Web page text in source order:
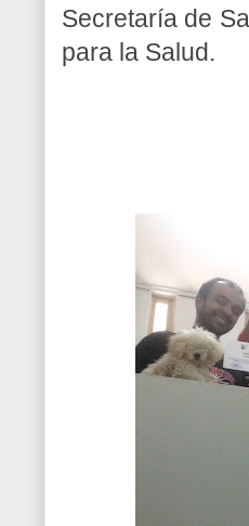
Secretaría de
para la Salud.